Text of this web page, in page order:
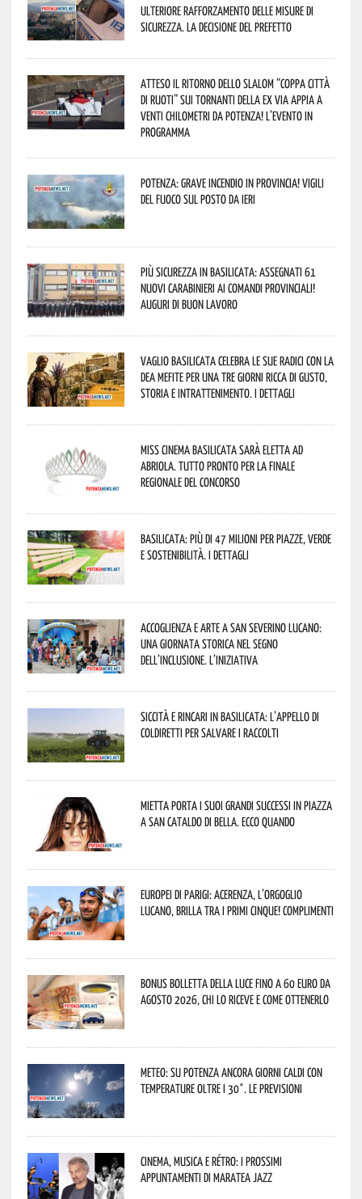
ulteriore rafforzamento delle misure di
sicurezza. La decisione del Prefetto
Atteso il ritorno dello slalom “Coppa Città
di Ruoti” sui tornanti della ex via Appia a
venti chilometri da Potenza! L’evento in
programma
Potenza: grave incendio in Provincia! Vigili
del fuoco sul posto da ieri
Più sicurezza in Basilicata: assegnati 61
nuovi Carabinieri ai Comandi provinciali!
Auguri di buon lavoro
Vaglio Basilicata celebra le sue radici con la
Dea Mefite per una tre giorni ricca di gusto,
storia e intrattenimento. I dettagli
Miss Cinema Basilicata sarà eletta ad
Abriola. Tutto pronto per la finale
regionale del concorso
Basilicata: più di 47 milioni per piazze, verde
e sostenibilità. I dettagli
Accoglienza e arte a San Severino Lucano:
una giornata storica nel segno
dell’inclusione. L’iniziativa
Siccità e rincari in Basilicata: l’appello di
Coldiretti per salvare i raccolti
Mietta porta i suoi grandi successi in piazza
a San Cataldo di Bella. Ecco quando
Europei di Parigi: Acerenza, l’orgoglio
lucano, brilla tra i primi cinque! Complimenti
Bonus bolletta della luce fino a 60 euro da
agosto 2026, chi lo riceve e come ottenerlo
Meteo: su Potenza ancora giorni caldi con
temperature oltre i 30°. Le previsioni
Cinema, musica e rétro: i prossimi
appuntamenti di Maratea Jazz